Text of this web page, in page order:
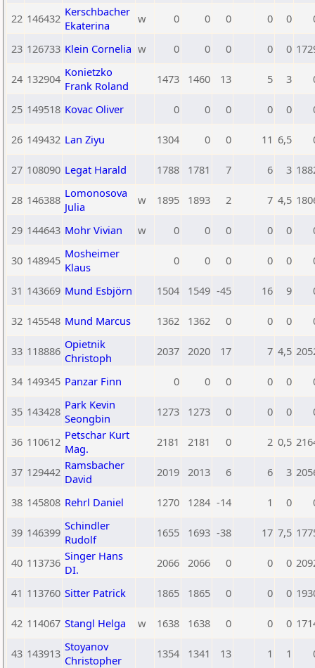
22 146432 Kerschbacher
Ekaterina
w 0 0 0 0 0
23 126733 Klein Cornelia w 0 0 0 0 0
24 132904 Konietzko
Frank Roland
1473 1460 13 5 3
25 149518 Kovac Oliver 0 0 0 0 0
26 149432 Lan Ziyu 1304 0 0 11 6,5
27 108090 Legat Harald 1788 1781 7 6 3
28 146388 Lomonosova
Julia
w 1895 1893 2 7 4,5
29 144643 Mohr Vivian w 0 0 0 0 0
30 148945 Mosheimer
Klaus
0 0 0 0 0
31 143669 Mund Esbjörn 1504 1549 -45 16 9
32 145548 Mund Marcus 1362 1362 0 0 0
33 118886 Opietnik
Christoph
2037 2020 17 7 4,5
34 149345 Panzar Finn 0 0 0 0 0
35 143428 Park Kevin
Seongbin
1273 1273 0 0 0
36 110612 Petschar Kurt
Mag.
2181 2181 0 2 0,5
37 129442 Ramsbacher
David
2019 2013 6 6 3
38 145808 Rehrl Daniel 1270 1284 -14 1 0
39 146399 Schindler
Rudolf
1655 1693 -38 17 7,5
40 113736 Singer Hans
DI.
2066 2066 0 0 0
41 113760 Sitter Patrick 1865 1865 0 0 0
42 114067 Stangl Helga w 1638 1638 0 0 0
43 143913 Stoyanov
Christopher
1354 1341 13 1 1